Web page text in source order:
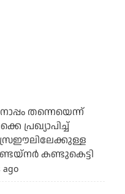
തന്നെയെന്ന്
പ്രഖ്യാപിച്ച്
കണ്ടുകെട്ടി
ago